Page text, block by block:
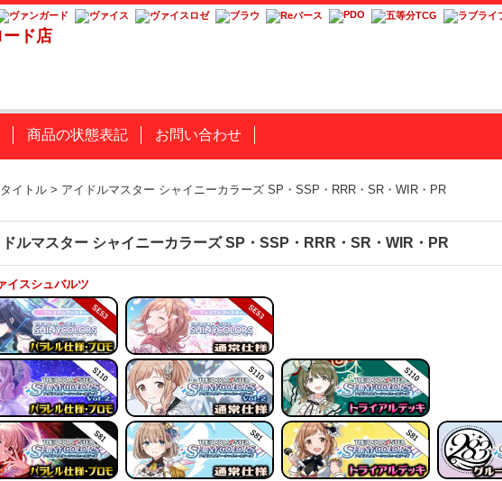
ド店
商品の状態表記 お問い合わせ
イトル > アイドルマスター シャイニーカラーズ SP・SSP・RRR・SR・WIR・PR
ルマスター シャイニーカラーズ SP・SSP・RRR・SR・WIR・PR